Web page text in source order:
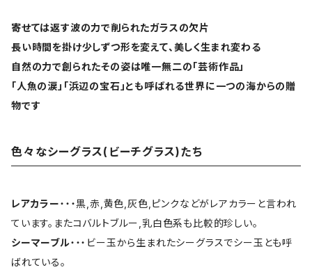
寄せては返す波の力で削られたガラスの欠片
長い時間を掛け少しずつ形を変えて、美しく生まれ変わる
自然の力で創られたその姿は唯一無二の「芸術作品」
「人魚の涙」「浜辺の宝石」とも呼ばれる世界に一つの海からの贈
物です
色々なシーグラス(ビーチグラス)たち
レアカラー・・・黒,赤,黄色,灰色,ピンクなどがレアカラーと言われ
ています。またコバルトブルー,乳白色系も比較的珍しい。
シーマーブル・・・ビー玉から生まれたシーグラスでシー玉とも呼
ばれている。